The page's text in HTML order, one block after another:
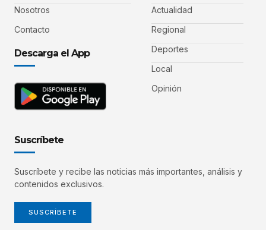
Nosotros
Contacto
Descarga el App
Actualidad
Regional
Deportes
Local
Opinión
Suscríbete
Suscríbete y recibe las noticias más importantes, análisis y
contenidos exclusivos.
SUSCRÍBETE